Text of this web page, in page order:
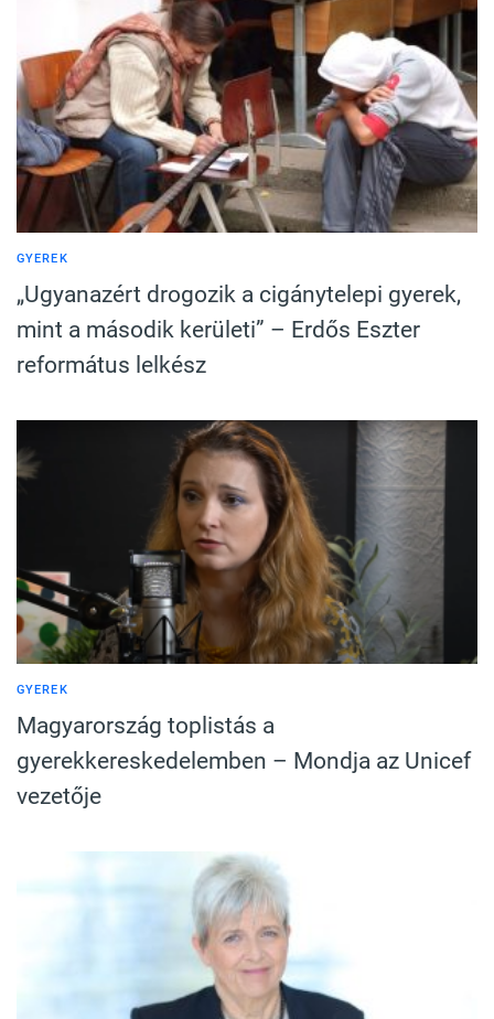
GYEREK
„Ugyanazért drogozik a cigánytelepi gyerek,
mint a második kerületi” – Erdős Eszter
református lelkész
GYEREK
Magyarország toplistás a
gyerekkereskedelemben – Mondja az Unicef
vezetője